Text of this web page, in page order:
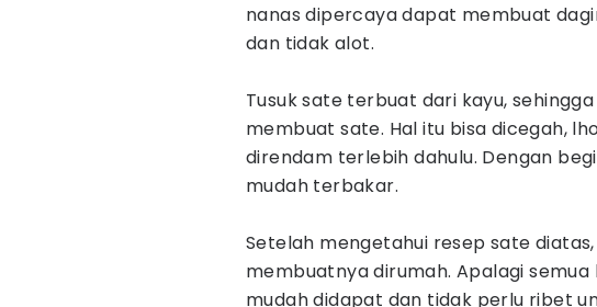
nanas dipercaya dapat membuat
dan tidak alot.
Tusuk sate terbuat dari kayu,
membuat sate. Hal itu bisa dicegah,
direndam terlebih dahulu. Dengan
mudah terbakar.
Setelah mengetahui resep sate
membuatnya dirumah. Apalagi
mudah didapat dan tidak perlu ribet